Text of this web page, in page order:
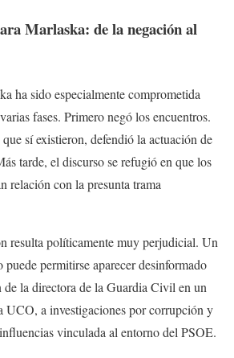
Marlaska: de la negación al
ha sido especialmente comprometida
fases. Primero negó los encuentros.
sí existieron, defendió la actuación de
tarde, el discurso se refugió en que los
relación con la presunta trama
resulta políticamente muy perjudicial. Un
permitirse aparecer desinformado
de la directora de la Guardia Civil en un
UCO, a investigaciones por corrupción y
vinculada al entorno del PSOE.